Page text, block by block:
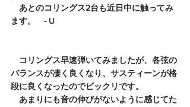
あとのコリングス2台も近日中に触ってみ
ます。　- U
コリングス早速弾いてみましたが、各弦の
バランスが凄く良くなり、サスティーンが格
段に良くなったのでビックリです。
あまりにも音の伸びがないように感じてた